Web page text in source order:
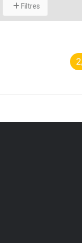
Filtres